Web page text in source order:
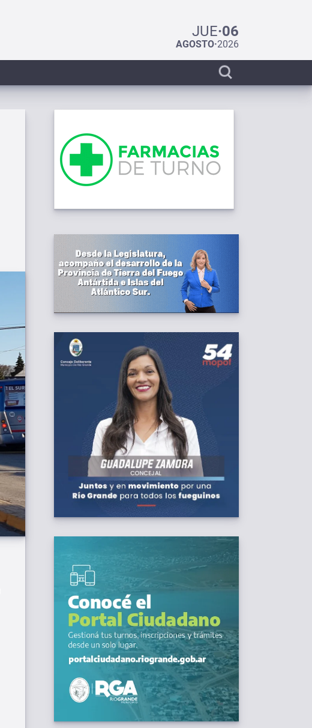
JUE·06
AGOSTO·2026
Display
search